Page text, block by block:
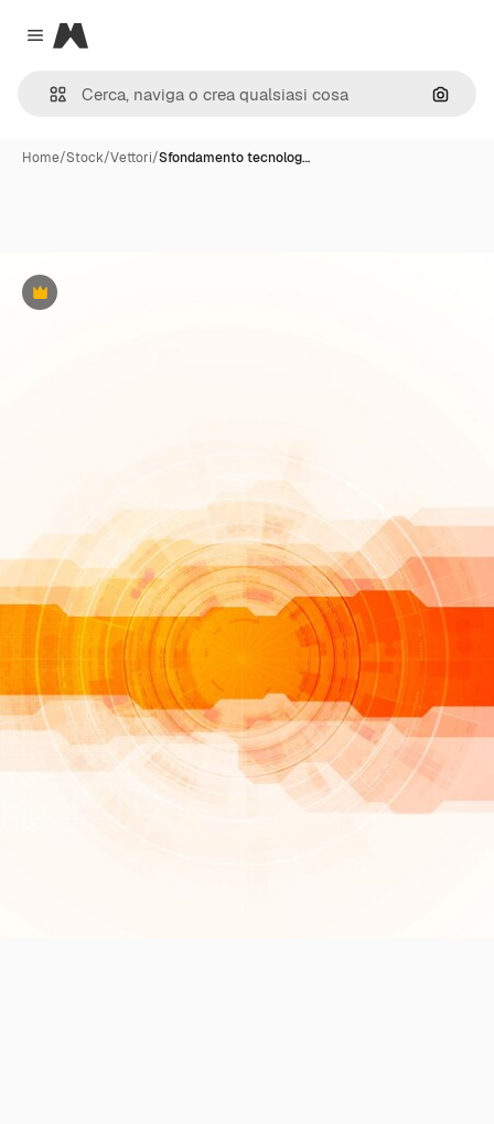
Close menu
Magnific
Cerca
Home/Stock/Vettori/Sfondamento tecnolog…
Premium